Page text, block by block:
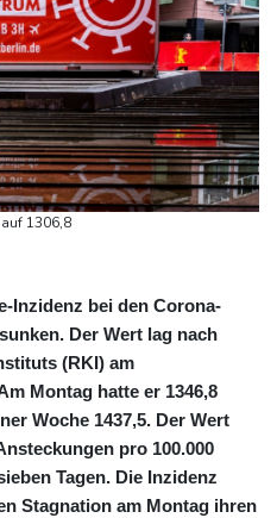
1306,8
Inzidenz bei den Corona-
Der Wert lag nach
(RKI) am
Montag hatte er 1346,8
Woche 1437,5. Der Wert
pro 100.000
Tagen. Die Inzidenz
Stagnation am Montag ihren